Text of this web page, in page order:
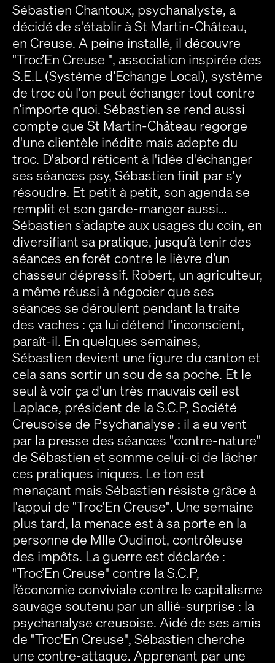
Sébastien Chantoux, psychanalyste, a
décidé de s'établir à St Martin-Château,
en Creuse. A peine installé, il découvre
"Troc’En Creuse ", association inspirée des
S.E.L (Système d’Echange Local), système
de troc où l'on peut échanger tout contre
n’importe quoi. Sébastien se rend aussi
compte que St Martin-Château regorge
d'une clientèle inédite mais adepte du
troc. D'abord réticent à l'idée d'échanger
ses séances psy, Sébastien finit par s'y
résoudre. Et petit à petit, son agenda se
remplit et son garde-manger aussi…
Sébastien s’adapte aux usages du coin, en
diversifiant sa pratique, jusqu’à tenir des
séances en forêt contre le lièvre d’un
chasseur dépressif. Robert, un agriculteur,
a même réussi à négocier que ses
séances se déroulent pendant la traite
des vaches : ça lui détend l'inconscient,
paraît-il. En quelques semaines,
Sébastien devient une figure du canton et
cela sans sortir un sou de sa poche. Et le
seul à voir ça d'un très mauvais œil est
Laplace, président de la S.C.P, Société
Creusoise de Psychanalyse : il a eu vent
par la presse des séances "contre-nature"
de Sébastien et somme celui-ci de lâcher
ces pratiques iniques. Le ton est
menaçant mais Sébastien résiste grâce à
l'appui de "Troc'En Creuse". Une semaine
plus tard, la menace est à sa porte en la
personne de Mlle Oudinot, contrôleuse
des impôts. La guerre est déclarée :
"Troc’En Creuse" contre la S.C.P,
l’économie conviviale contre le capitalisme
sauvage soutenu par un allié-surprise : la
psychanalyse creusoise. Aidé de ses amis
de "Troc'En Creuse", Sébastien cherche
une contre-attaque. Apprenant par une